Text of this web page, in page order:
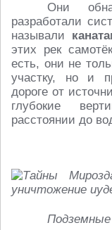
Они
разработали
называли
этих рек
есть, они не
участку, но и
дороге от
глубокие
расстоянии до